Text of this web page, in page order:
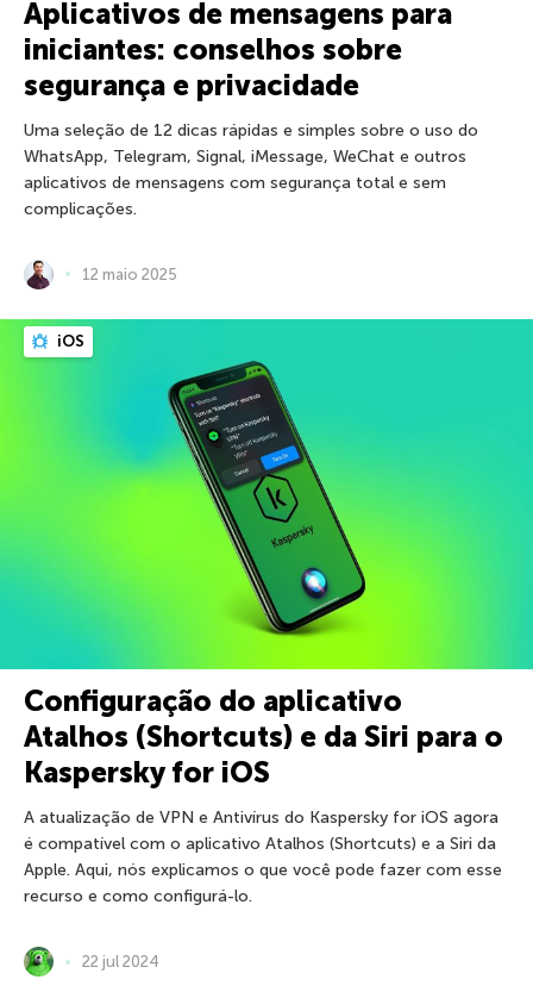
Aplicativos de mensagens para
iniciantes: conselhos sobre
segurança e privacidade
Uma seleção de 12 dicas rápidas e simples sobre o uso do
WhatsApp, Telegram, Signal, iMessage, WeChat e outros
aplicativos de mensagens com segurança total e sem
complicações.
12 maio 2025
iOS
Configuração do aplicativo
Atalhos (Shortcuts) e da Siri para o
Kaspersky for iOS
A atualização de VPN e Antivírus do Kaspersky for iOS agora
é compatível com o aplicativo Atalhos (Shortcuts) e a Siri da
Apple. Aqui, nós explicamos o que você pode fazer com esse
recurso e como configurá-lo.
22 jul 2024